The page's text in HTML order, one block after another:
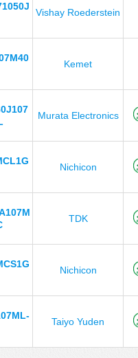
Vishay Roederstein
Kemet
Murata Electronics
Nichicon
TDK
Nichicon
Taiyo Yuden